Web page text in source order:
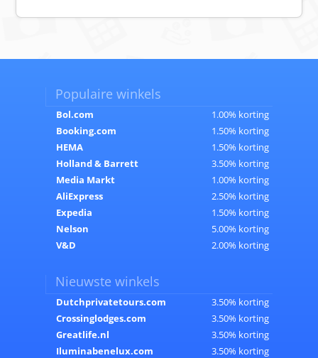
Populaire winkels
Bol.com
1.00% korting
Booking.com
1.50% korting
HEMA
1.50% korting
Holland & Barrett
3.50% korting
Media Markt
1.00% korting
AliExpress
2.50% korting
Expedia
1.50% korting
Nelson
5.00% korting
V&D
2.00% korting
Nieuwste winkels
Dutchprivatetours.com
3.50% korting
Crossinglodges.com
3.50% korting
Greatlife.nl
3.50% korting
Iluminabenelux.com
3.50% korting